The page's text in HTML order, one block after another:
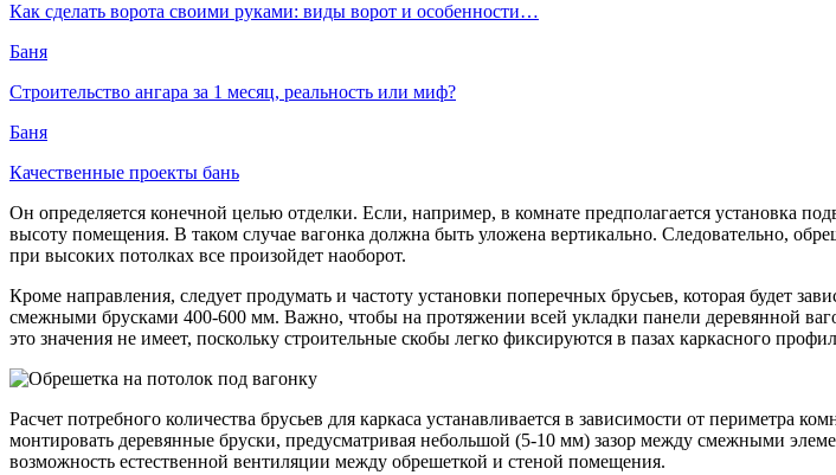
Как сделать ворота своими руками: виды ворот и особенности…
Баня
Строительство ангара за 1 месяц, реальность или миф?
Баня
Качественные проекты бань
Он определяется конечной целью отделки. Если, например, в комнате предполагается установка
высоту помещения. В таком случае вагонка должна быть уложена вертикально. Следовательно,
при высоких потолках все произойдет наоборот.
Кроме направления, следует продумать и частоту установки поперечных брусьев, которая будет
смежными брусками 400-600 мм. Важно, чтобы на протяжении всей укладки панели деревянной
это значения не имеет, поскольку строительные скобы легко фиксируются в пазах каркасного
Расчет потребного количества брусьев для каркаса устанавливается в зависимости от
монтировать деревянные бруски, предусматривая небольшой (5-10 мм) зазор между смежными
возможность естественной вентиляции между обрешеткой и стеной помещения.